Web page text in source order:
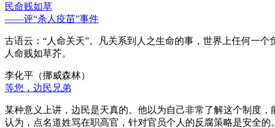
民命贱如草
——评“杀人疫苗”事件
古语云：“人命关天”。凡关系到人之生命的事，世界上任何一
人命贱如草芥。
李化平（挪威森林）
等您，边民兄弟
某种意义上讲，边民是天真的。他以为自己非常了解这个制度
认为，点名道姓骂在职高官，针对官员个人的反腐策略是安全的。